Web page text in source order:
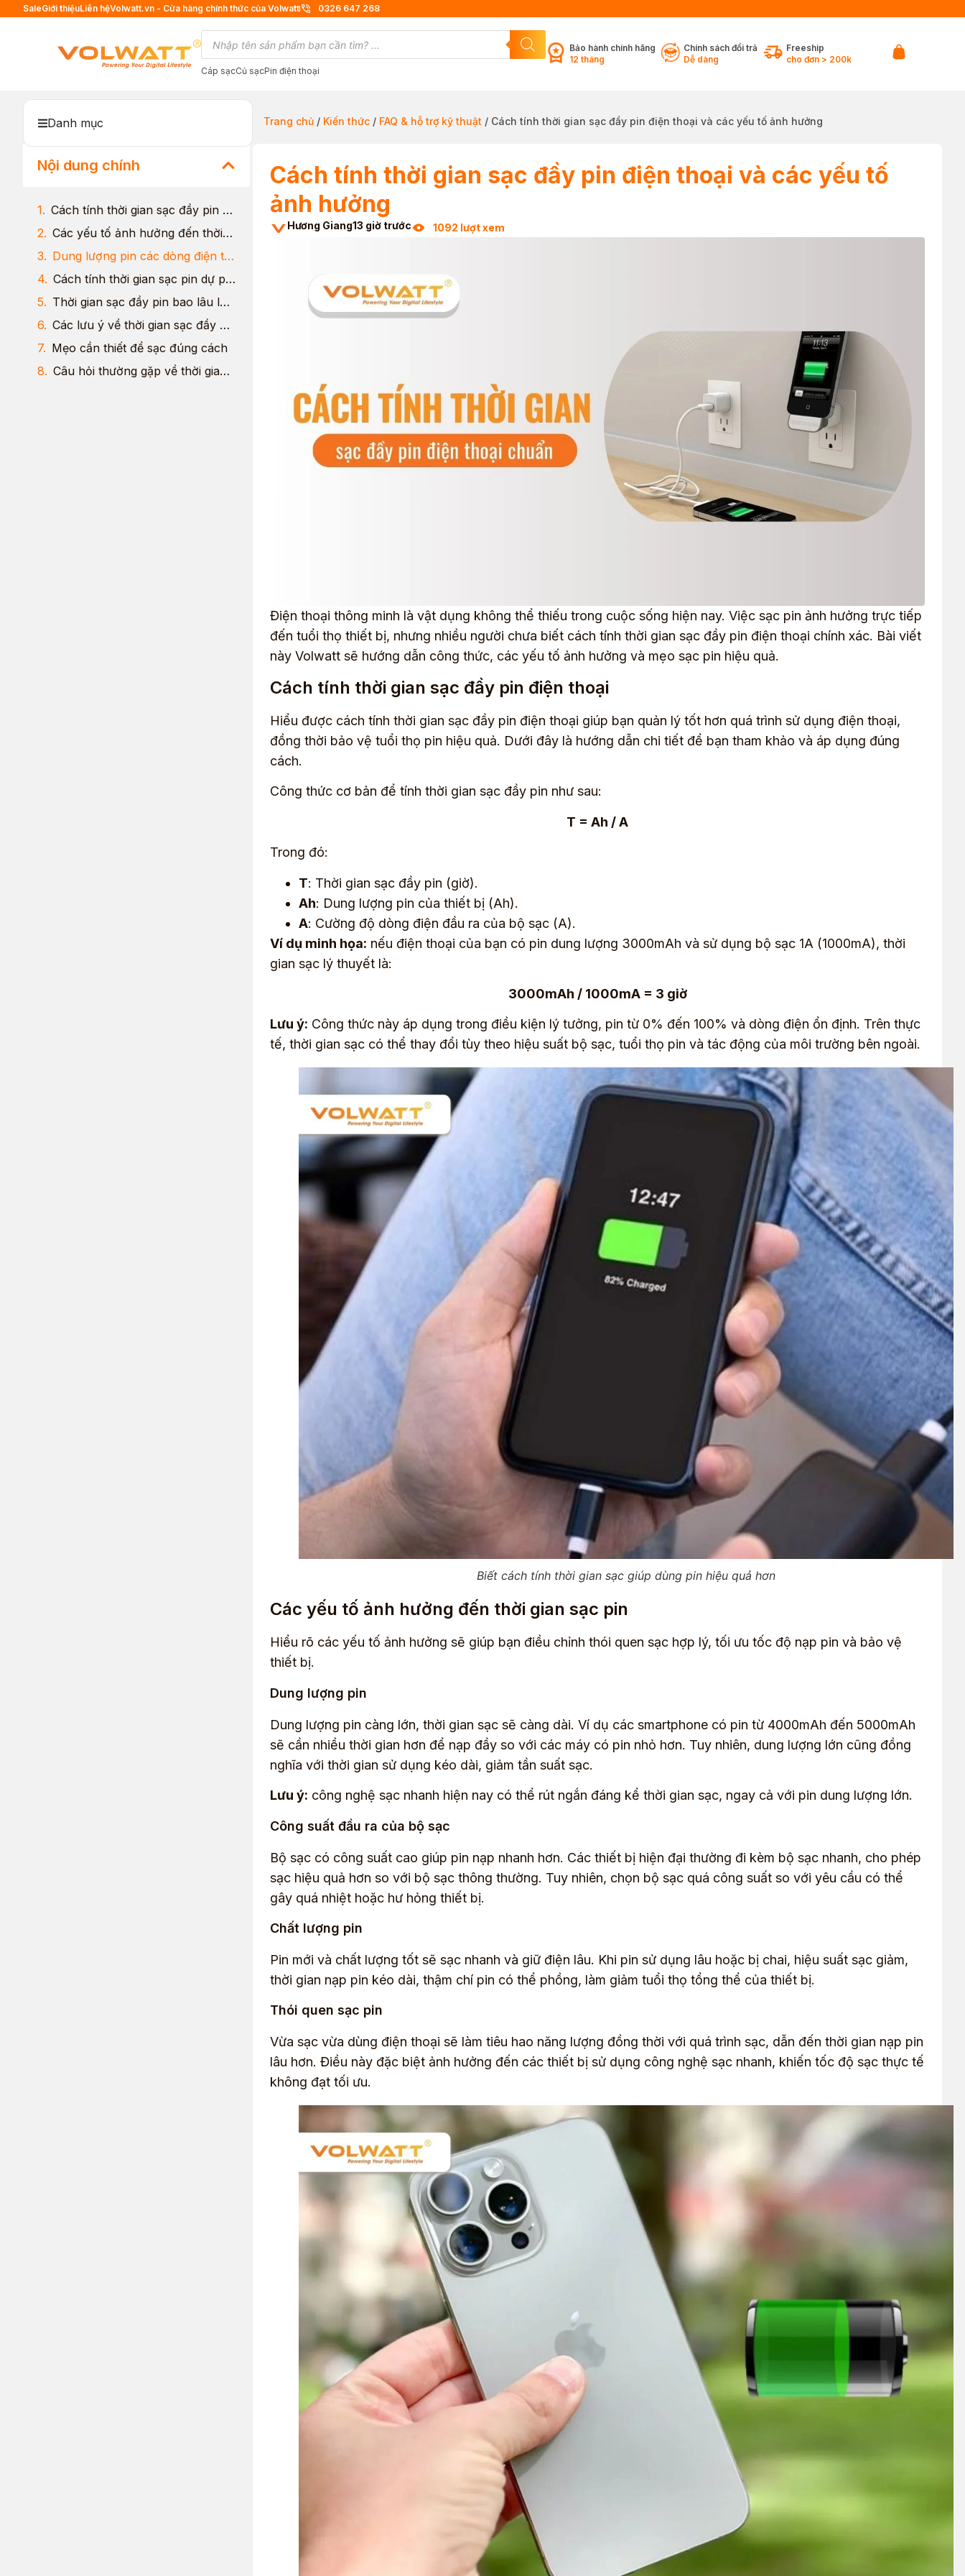
SaleGiới thiệuLiên hệVolwatt.vn - Cửa hàng chính thức của Volwatt 0326 647 268
Cáp sạcCủ sạcPin điện thoại
Bảo hành chính hãng
12 tháng
Chính sách đổi trả
Dễ dàng
Freeship
cho đơn > 200k
Danh mục Trang chủ / Kiến thức / FAQ & hỗ trợ kỹ thuật / Cách tính thời gian sạc đầy pin điện thoại và các yếu tố ảnh hưởng
Nội dung chính
Cách tính thời gian sạc đầy pin điện thoại
Các yếu tố ảnh hưởng đến thời gian sạc pin
Dung lượng pin các dòng điện thoại hiện nay
Cách tính thời gian sạc pin dự phòng
Thời gian sạc đầy pin bao lâu là dấu hiệu pin hỏng?
Các lưu ý về thời gian sạc đầy pin
Mẹo cần thiết để sạc đúng cách
Câu hỏi thường gặp về thời gian sạc pin
Cách tính thời gian sạc đầy pin điện thoại và các yếu tố
ảnh hưởng
Hương Giang13 giờ trước 1092 lượt xem
Điện thoại thông minh là vật dụng không thể thiếu trong cuộc sống hiện nay. Việc sạc pin ảnh hưởng trực tiếp
đến tuổi thọ thiết bị, nhưng nhiều người chưa biết cách tính thời gian sạc đầy pin điện thoại chính xác. Bài viết
này Volwatt sẽ hướng dẫn công thức, các yếu tố ảnh hưởng và mẹo sạc pin hiệu quả.
Cách tính thời gian sạc đầy pin điện thoại
Hiểu được cách tính thời gian sạc đầy pin điện thoại giúp bạn quản lý tốt hơn quá trình sử dụng điện thoại,
đồng thời bảo vệ tuổi thọ pin hiệu quả. Dưới đây là hướng dẫn chi tiết để bạn tham khảo và áp dụng đúng
cách.
Công thức cơ bản để tính thời gian sạc đầy pin như sau:
T = Ah / A​
Trong đó:
T: Thời gian sạc đầy pin (giờ).
Ah: Dung lượng pin của thiết bị (Ah).
A: Cường độ dòng điện đầu ra của bộ sạc (A).
Ví dụ minh họa: nếu điện thoại của bạn có pin dung lượng 3000mAh và sử dụng bộ sạc 1A (1000mA), thời
gian sạc lý thuyết là:
3000mAh / 1000mA = 3 giờ
Lưu ý: Công thức này áp dụng trong điều kiện lý tưởng, pin từ 0% đến 100% và dòng điện ổn định. Trên thực
tế, thời gian sạc có thể thay đổi tùy theo hiệu suất bộ sạc, tuổi thọ pin và tác động của môi trường bên ngoài.
Biết cách tính thời gian sạc giúp dùng pin hiệu quả hơn
Các yếu tố ảnh hưởng đến thời gian sạc pin
Hiểu rõ các yếu tố ảnh hưởng sẽ giúp bạn điều chỉnh thói quen sạc hợp lý, tối ưu tốc độ nạp pin và bảo vệ
thiết bị.
Dung lượng pin
Dung lượng pin càng lớn, thời gian sạc sẽ càng dài. Ví dụ các smartphone có pin từ 4000mAh đến 5000mAh
sẽ cần nhiều thời gian hơn để nạp đầy so với các máy có pin nhỏ hơn. Tuy nhiên, dung lượng lớn cũng đồng
nghĩa với thời gian sử dụng kéo dài, giảm tần suất sạc.
Lưu ý: công nghệ sạc nhanh hiện nay có thể rút ngắn đáng kể thời gian sạc, ngay cả với pin dung lượng lớn.
Công suất đầu ra của bộ sạc
Bộ sạc có công suất cao giúp pin nạp nhanh hơn. Các thiết bị hiện đại thường đi kèm bộ sạc nhanh, cho phép
sạc hiệu quả hơn so với bộ sạc thông thường. Tuy nhiên, chọn bộ sạc quá công suất so với yêu cầu có thể
gây quá nhiệt hoặc hư hỏng thiết bị.
Chất lượng pin
Pin mới và chất lượng tốt sẽ sạc nhanh và giữ điện lâu. Khi pin sử dụng lâu hoặc bị chai, hiệu suất sạc giảm,
thời gian nạp pin kéo dài, thậm chí pin có thể phồng, làm giảm tuổi thọ tổng thể của thiết bị.
Thói quen sạc pin
Vừa sạc vừa dùng điện thoại sẽ làm tiêu hao năng lượng đồng thời với quá trình sạc, dẫn đến thời gian nạp pin
lâu hơn. Điều này đặc biệt ảnh hưởng đến các thiết bị sử dụng công nghệ sạc nhanh, khiến tốc độ sạc thực tế
không đạt tối ưu.